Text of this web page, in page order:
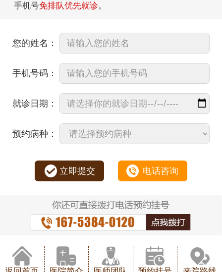
手机号免排队优先就诊。
您的姓名：
手机号码：
就诊日期：
预约病种：
立即提交 电话咨询